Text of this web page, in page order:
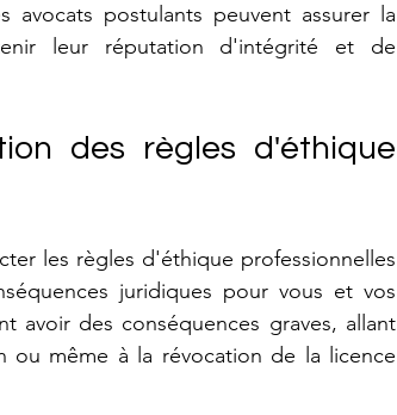
postulants peuvent assurer la
leur réputation d'intégrité et de
des règles d'éthique
les règles d'éthique professionnelles
juridiques pour vous et vos
avoir des conséquences graves, allant
ou même à la révocation de la licence